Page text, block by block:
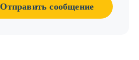
Отправить сообщение